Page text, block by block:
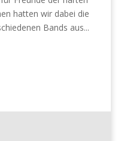
hatten wir dabei die
Bands aus...